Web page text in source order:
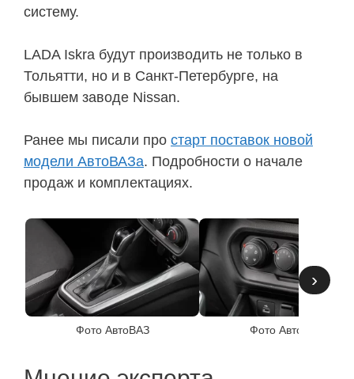
систему.
LADA Iskra будут производить не только в
Тольятти, но и в Санкт-Петербурге, на
бывшем заводе Nissan.
Ранее мы писали про старт поставок новой
модели АвтоВАЗа. Подробности о начале
продаж и комплектациях.
Фото АвтоВАЗ Фото АвтоВАЗ
›